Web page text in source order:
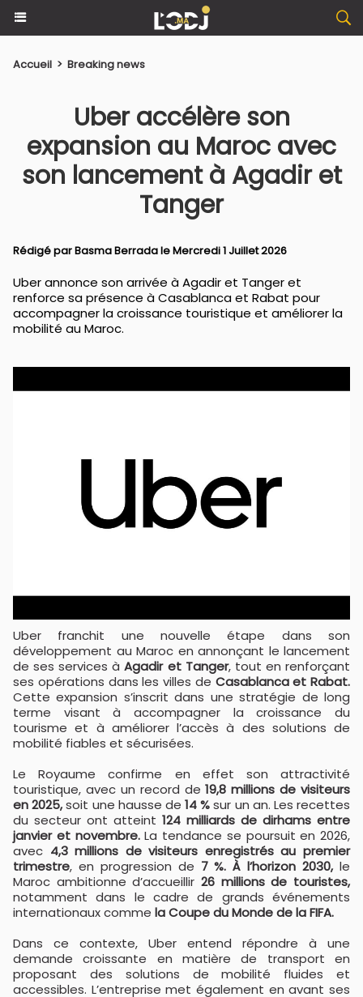
Accueil > Breaking news
Uber accélère son
expansion au Maroc avec
son lancement à Agadir et
Tanger
Rédigé parBasma Berradale Mercredi 1 Juillet 2026
Uber annonce son arrivée à Agadir et Tanger et
renforce sa présence à Casablanca et Rabat pour
accompagner la croissance touristique et améliorer la
mobilité au Maroc.
Uber franchit une nouvelle étape dans son
développement au Maroc en annonçant le lancement
de ses services à Agadir et Tanger, tout en renforçant
ses opérations dans les villes de Casablanca et Rabat.
Cette expansion s’inscrit dans une stratégie de long
terme visant à accompagner la croissance du
tourisme et à améliorer l’accès à des solutions de
mobilité fiables et sécurisées.
Le Royaume confirme en effet son attractivité
touristique, avec un record de 19,8 millions de visiteurs
en 2025,soit une hausse de14 %sur un an. Les recettes
du secteur ont atteint 124 milliards de dirhams entre
janvier et novembre.La tendance se poursuit en 2026,
avec 4,3 millions de visiteurs enregistrés au premier
trimestre, en progression de 7 %. À l’horizon 2030,le
Maroc ambitionne d’accueillir 26 millions de touristes,
notamment dans le cadre de grands événements
internationaux comme la Coupe du Monde de la FIFA.
Dans ce contexte, Uber entend répondre à une
demande croissante en matière de transport en
proposant des solutions de mobilité fluides et
accessibles. L’entreprise met également en avant ses